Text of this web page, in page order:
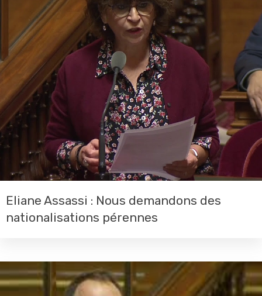
Eliane Assassi : Nous demandons des
nationalisations pérennes